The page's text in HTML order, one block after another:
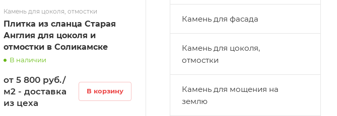
Камень для цоколя, отмостки
Плитка из сланца Старая
Англия для цоколя и
отмостки в Соликамске
В наличии
от 5 800 руб./
м2 - доставка
из цеха
В корзину
Камень для фасада
Камень для цоколя,
отмостки
Камень для мощения на
землю